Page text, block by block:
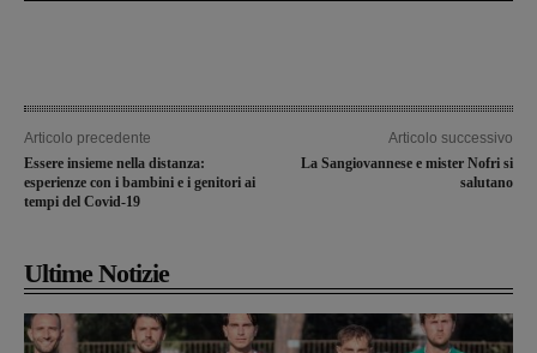
Articolo precedente
Essere insieme nella distanza:
esperienze con i bambini e i genitori ai
tempi del Covid-19
Articolo successivo
La Sangiovannese e mister Nofri si
salutano
Ultime Notizie